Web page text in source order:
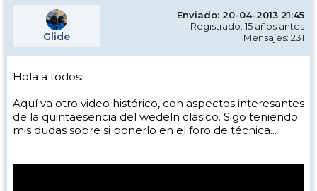
Glide
Enviado: 20-04-2013 21:45
Registrado: 15 años antes
Mensajes: 231
Hola a todos:
Aquí va otro video histórico, con aspectos interesantes
de la quintaesencia del wedeln clásico. Sigo teniendo
mis dudas sobre si ponerlo en el foro de técnica...